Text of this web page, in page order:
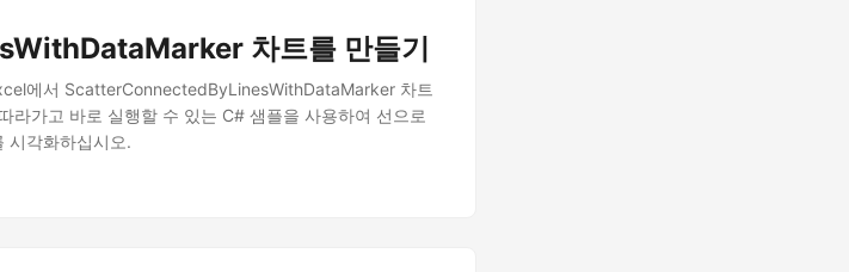
차트를 만들기
에서 ScatterConnectedByLinesWithDataMarker 차트
라가고 바로 실행할 수 있는 C# 샘플을 사용하여 선으로
시각화하십시오.